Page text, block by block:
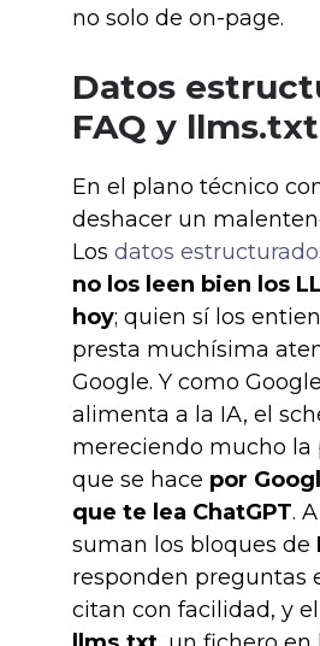
no solo de on-page.
Datos
FAQ y llms.txt
En el plano técnico
deshacer un
Los datos
no los leen bien los
hoy; quien sí los
presta muchísima
Google. Y como
alimenta a la IA, el
mereciendo mucho la
que se hace por
que te lea ChatGPT.
suman los bloques de
responden preguntas
citan con facilidad, y